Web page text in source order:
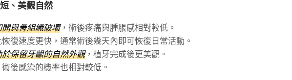
、美觀自然
與骨組織破壞，術後疼痛與腫脹感相對較低。
復速度更快，通常術後幾天內即可恢復日常活動。
於保留牙齦的自然外觀，植牙完成後更美觀。
後感染的機率也相對較低。